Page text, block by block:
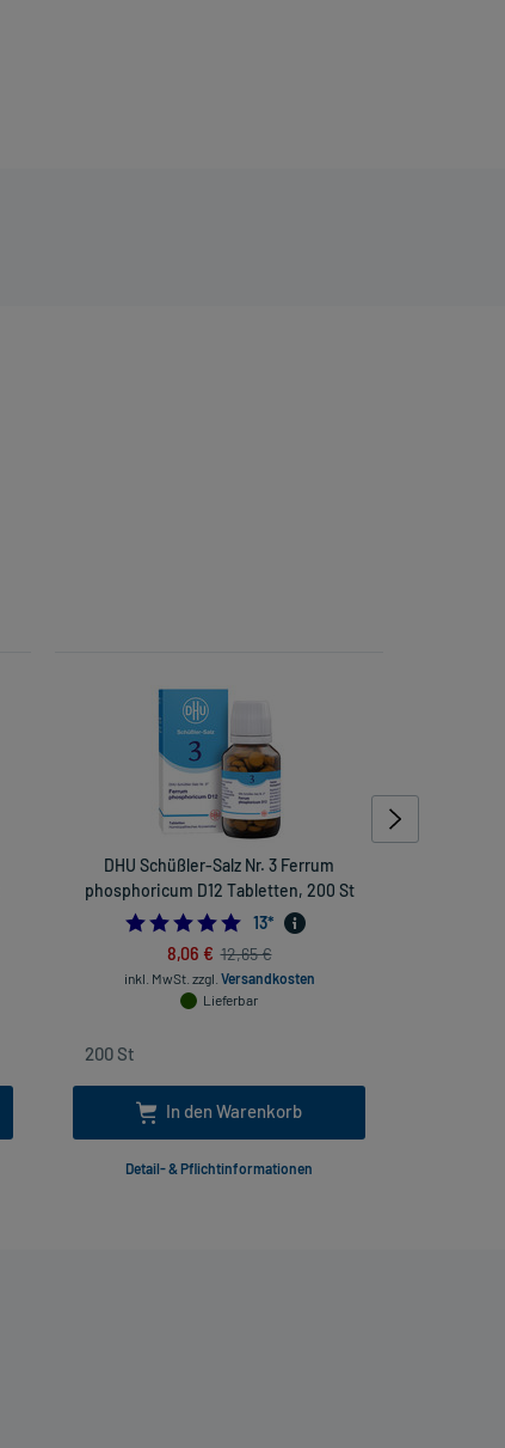
DHU Schüßler-Salz Nr. 3 Ferrum
phosphoricum D12 Tabletten, 200 St
5.0
13*
8,06 € 12,65 €
inkl. MwSt. zzgl. Versandkosten
Lieferbar
In den Warenkorb
Detail- & Pflichtinformationen